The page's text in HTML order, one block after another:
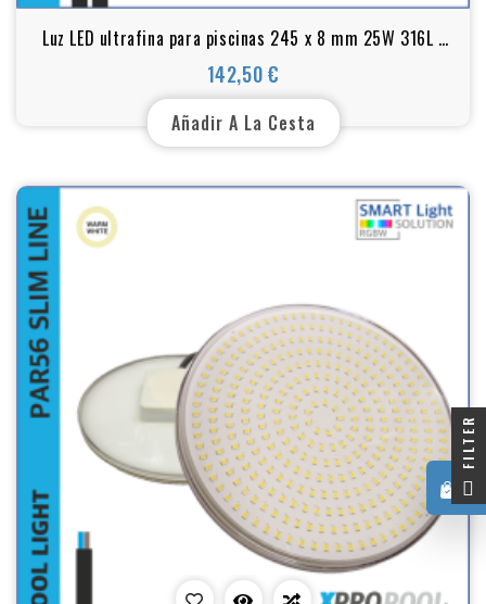
0
Luz LED ultrafina para piscinas 245 x 8 mm 25W 316L |
BLANCO - RGB+W
142,50 €
Precio
Añadir A La Cesta
FILTER